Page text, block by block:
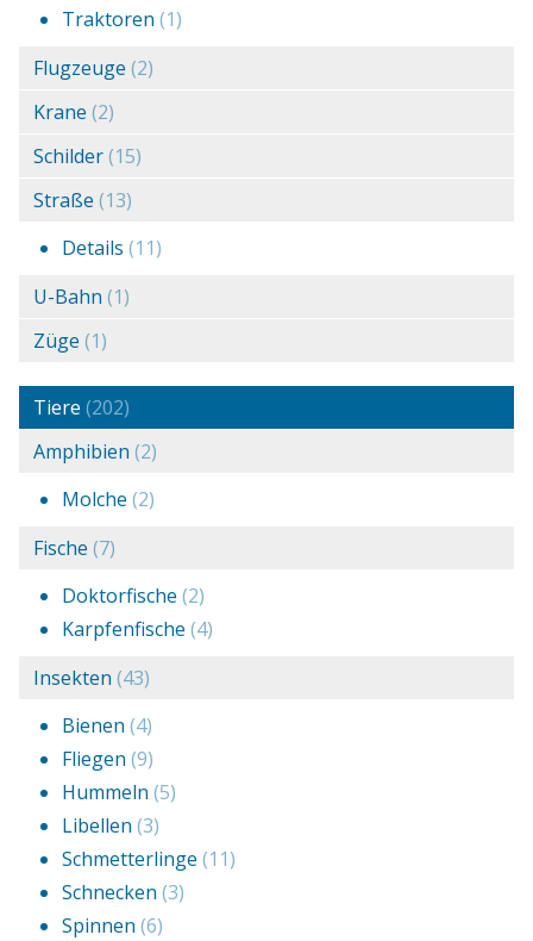
Traktoren (1)
Flugzeuge (2)
Krane (2)
Schilder(15)
Straße (13)
Details (11)
U-Bahn (1)
Züge (1)
Tiere (202)
Amphibien (2)
Molche (2)
Fische (7)
Doktorfische (2)
Karpfenfische (4)
Insekten (43)
Bienen (4)
Fliegen (9)
Hummeln (5)
Libellen (3)
Schmetterlinge (11)
Schnecken (3)
Spinnen (6)